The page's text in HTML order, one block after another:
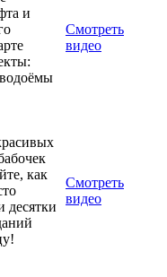
и
Смотреть
видео
как
десятки
Смотреть
видео